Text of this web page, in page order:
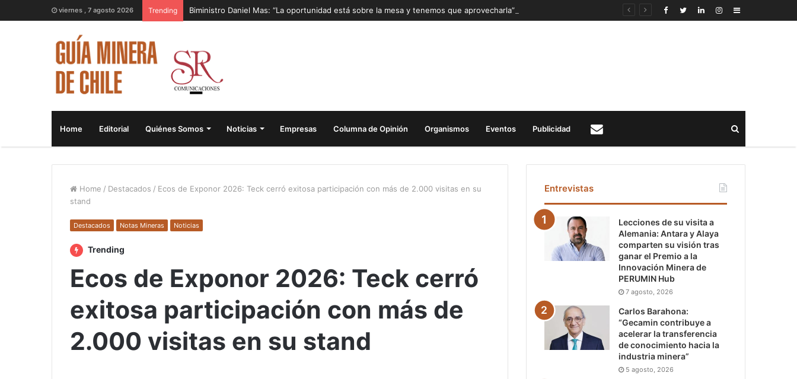
viernes , 7 agosto 2026 Trending Biministro Daniel Mas: “La oportunidad está sobre la mesa y tenemos que aprovecharla” Sidebar
Home Editorial Quiénes Somos Noticias Empresas Columna de Opinión Organismos Eventos Publicidad
Home / Destacados / Ecos de Exponor 2026: Teck cerró exitosa participación con más de 2.000 visitas en su
stand
Destacados Notas Mineras Noticias
Trending
Ecos de Exponor 2026: Teck cerró
exitosa participación con más de
2.000 visitas en su stand
Entrevistas
Lecciones de su visita a
Alemania: Antara y Alaya
comparten su visión tras
ganar el Premio a la
Innovación Minera de
PERUMIN Hub
7 agosto, 2026
Carlos Barahona:
“Gecamin contribuye a
acelerar la transferencia
de conocimiento hacia la
industria minera”
5 agosto, 2026